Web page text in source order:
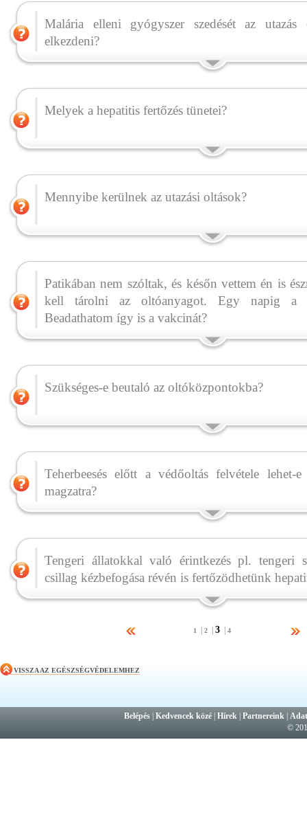
Malária elleni gyógyszer szedését az
elkezdeni?
Melyek a hepatitis fertőzés tünetei?
Mennyibe kerülnek az utazási oltások?
Patikában nem szóltak, és későn vettem én is
kell tárolni az oltóanyagot. Egy napig a
Beadathatom így is a vakcinát?
Szükséges-e beutaló az oltóközpontokba?
Teherbeesés előtt a védőoltás felvétele lehet-
magzatra?
Tengeri állatokkal való érintkezés pl. tengeri
csillag kézbefogása révén is fertőzödhetünk
1 |2 |3 |4
VISSZA AZ EGÉSZSÉGVÉDELEMHEZ
Belépés |Kedvencek közé |Hírek |Partnereink |
©